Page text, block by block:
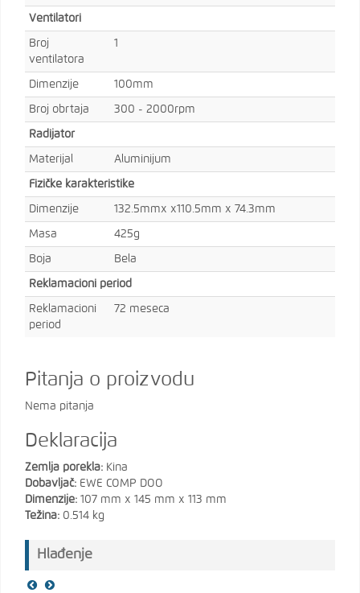
Ventilatori
Broj
ventilatora
1
Dimenzije 100mm
Broj obrtaja 300 - 2000rpm
Radijator
Materijal Aluminijum
Fizičke karakteristike
Dimenzije 132.5mmx x110.5mm x 74.3mm
Masa 425g
Boja Bela
Reklamacioni period
Reklamacioni
period
72 meseca
Pitanja o proizvodu
Nema pitanja
Deklaracija
Zemlja porekla: Kina
Dobavljač: EWE COMP DOO
Dimenzije: 107 mm x 145 mm x 113 mm
Težina: 0.514 kg
Hlađenje